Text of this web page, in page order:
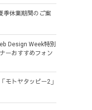
季休業期間のご案
Design Week特別
ーおすすめフォン
モトヤタッピー2」